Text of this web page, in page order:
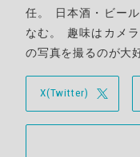
任。
日本酒・ビー
なむ 。 趣味はカメラ
の写真を撮るのが大
X(Twitter)